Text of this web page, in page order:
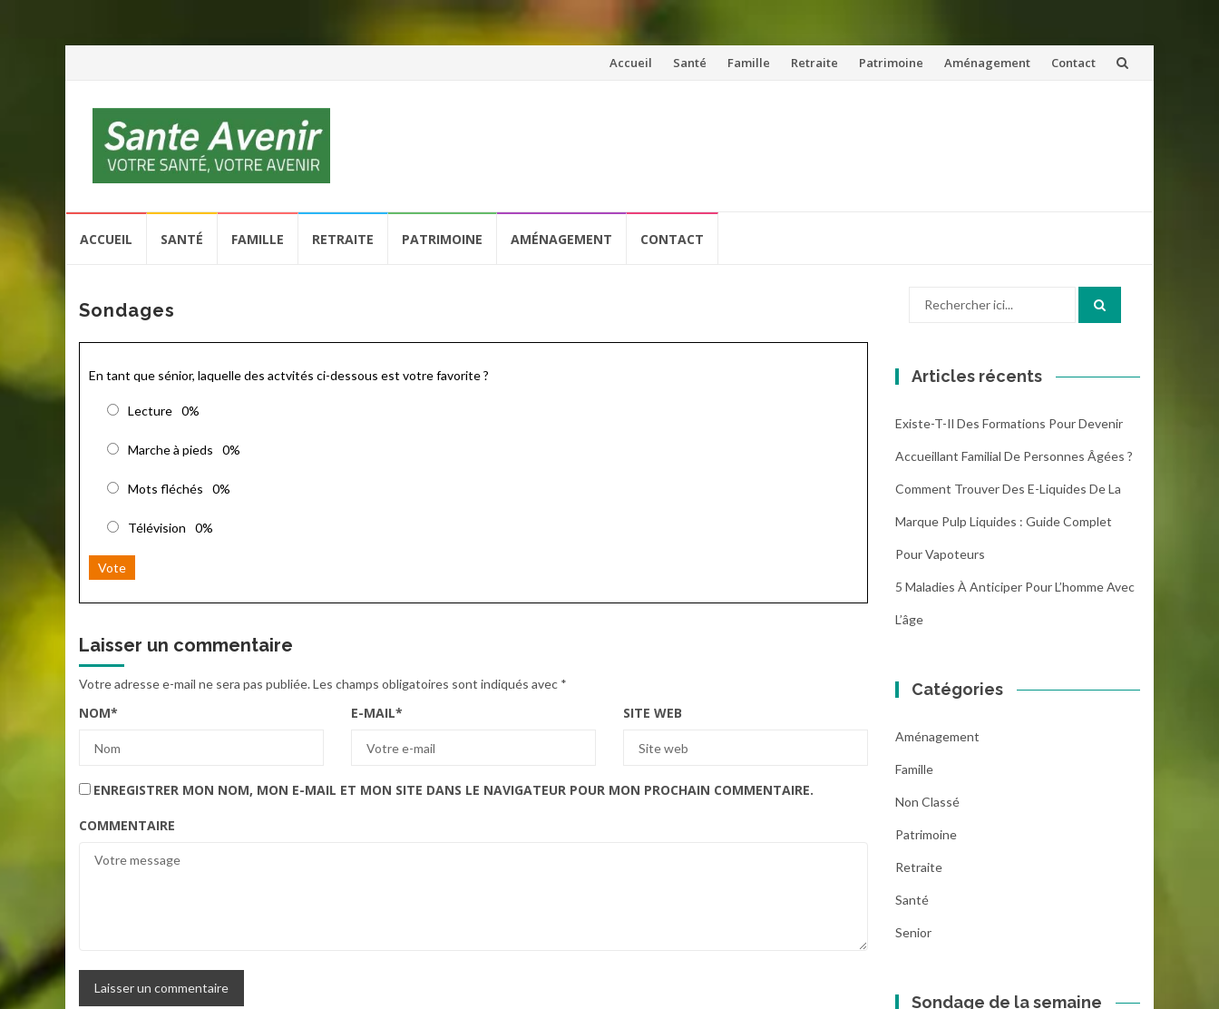
Aller
Accueil Santé Famille Retraite Patrimoine Aménagement Contact
ACCUEIL SANTÉ FAMILLE RETRAITE PATRIMOINE AMÉNAGEMENT CONTACT
Sondages
En tant que sénior, laquelle des actvités ci-dessous est votre favorite ?
Lecture 0%
Marche à pieds 0%
Mots fléchés 0%
Télévision 0%
Vote
Laisser un commentaire
Votre adresse e-mail ne sera pas publiée.Les champs obligatoires sont indiqués avec *
NOM* E-MAIL* SITE WEB
ENREGISTRER MON NOM, MON E-MAIL ET MON SITE DANS LE NAVIGATEUR POUR MON PROCHAIN COMMENTAIRE.
COMMENTAIRE
Articles récents
Existe-T-Il Des Formations Pour Devenir
Accueillant Familial De Personnes Âgées ?
Comment Trouver Des E-Liquides De La
Marque Pulp Liquides : Guide Complet
Pour Vapoteurs
5 Maladies À Anticiper Pour L’homme Avec
L’âge
Catégories
Aménagement
Famille
Non Classé
Patrimoine
Retraite
Santé
Senior
Sondage de la semaine